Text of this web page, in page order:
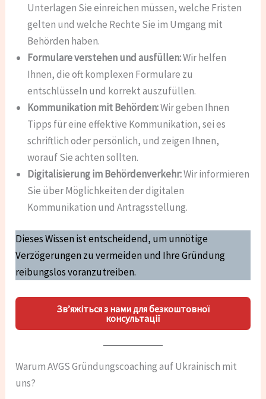
Unterlagen Sie einreichen müssen, welche Fristen
gelten und welche Rechte Sie im Umgang mit
Behörden haben.
Formulare verstehen und ausfüllen:Wir helfen
Ihnen, die oft komplexen Formulare zu
entschlüsseln und korrekt auszufüllen.
Kommunikation mit Behörden:Wir geben Ihnen
Tipps für eine effektive Kommunikation, sei es
schriftlich oder persönlich, und zeigen Ihnen,
worauf Sie achten sollten.
Digitalisierung im Behördenverkehr:Wir informieren
Sie über Möglichkeiten der digitalen
Kommunikation und Antragsstellung.
Dieses Wissen ist entscheidend, um unnötige
Verzögerungen zu vermeiden und Ihre Gründung
reibungslos voranzutreiben.
Зв’яжіться з нами для безкоштовної
консультації
Warum AVGS Gründungscoaching auf Ukrainisch mit
uns?